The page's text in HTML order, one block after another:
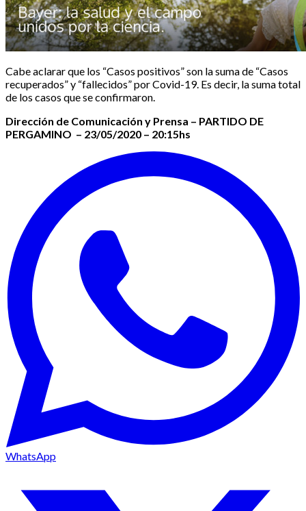
Cabe aclarar que los “Casos positivos” son la suma de “Casos
recuperados” y “fallecidos” por Covid-19. Es decir, la suma total
de los casos que se confirmaron.
Dirección de Comunicación y Prensa – PARTIDO DE
PERGAMINO – 23/05/2020 – 20:15hs
WhatsApp